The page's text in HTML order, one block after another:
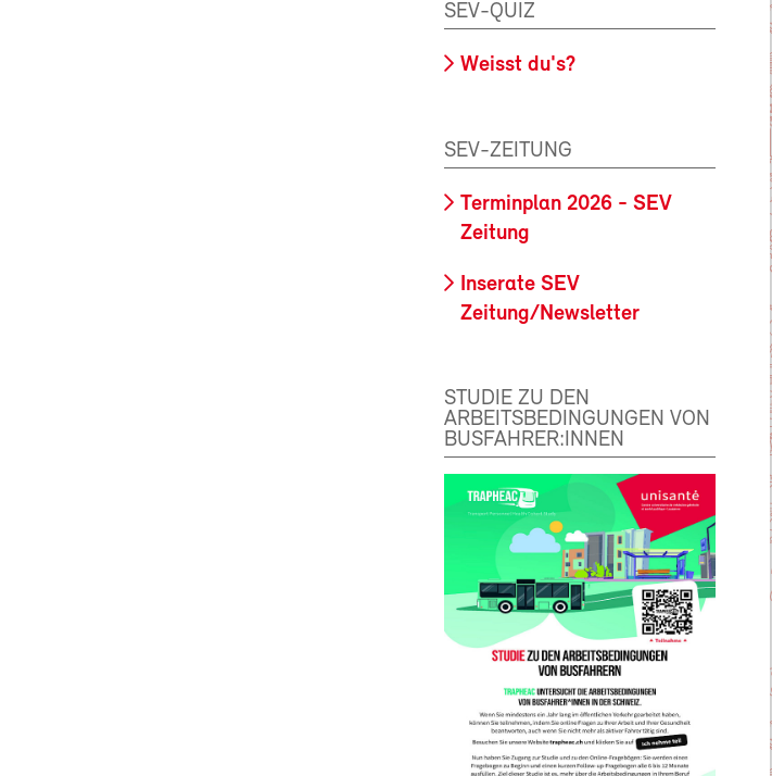
SEV-QUIZ
Weisst du's?
SEV-ZEITUNG
Terminplan 2026 - SEV
Zeitung
Inserate SEV
Zeitung/Newsletter
STUDIE ZU DEN
ARBEITSBEDINGUNGEN VON
BUSFAHRER:INNEN